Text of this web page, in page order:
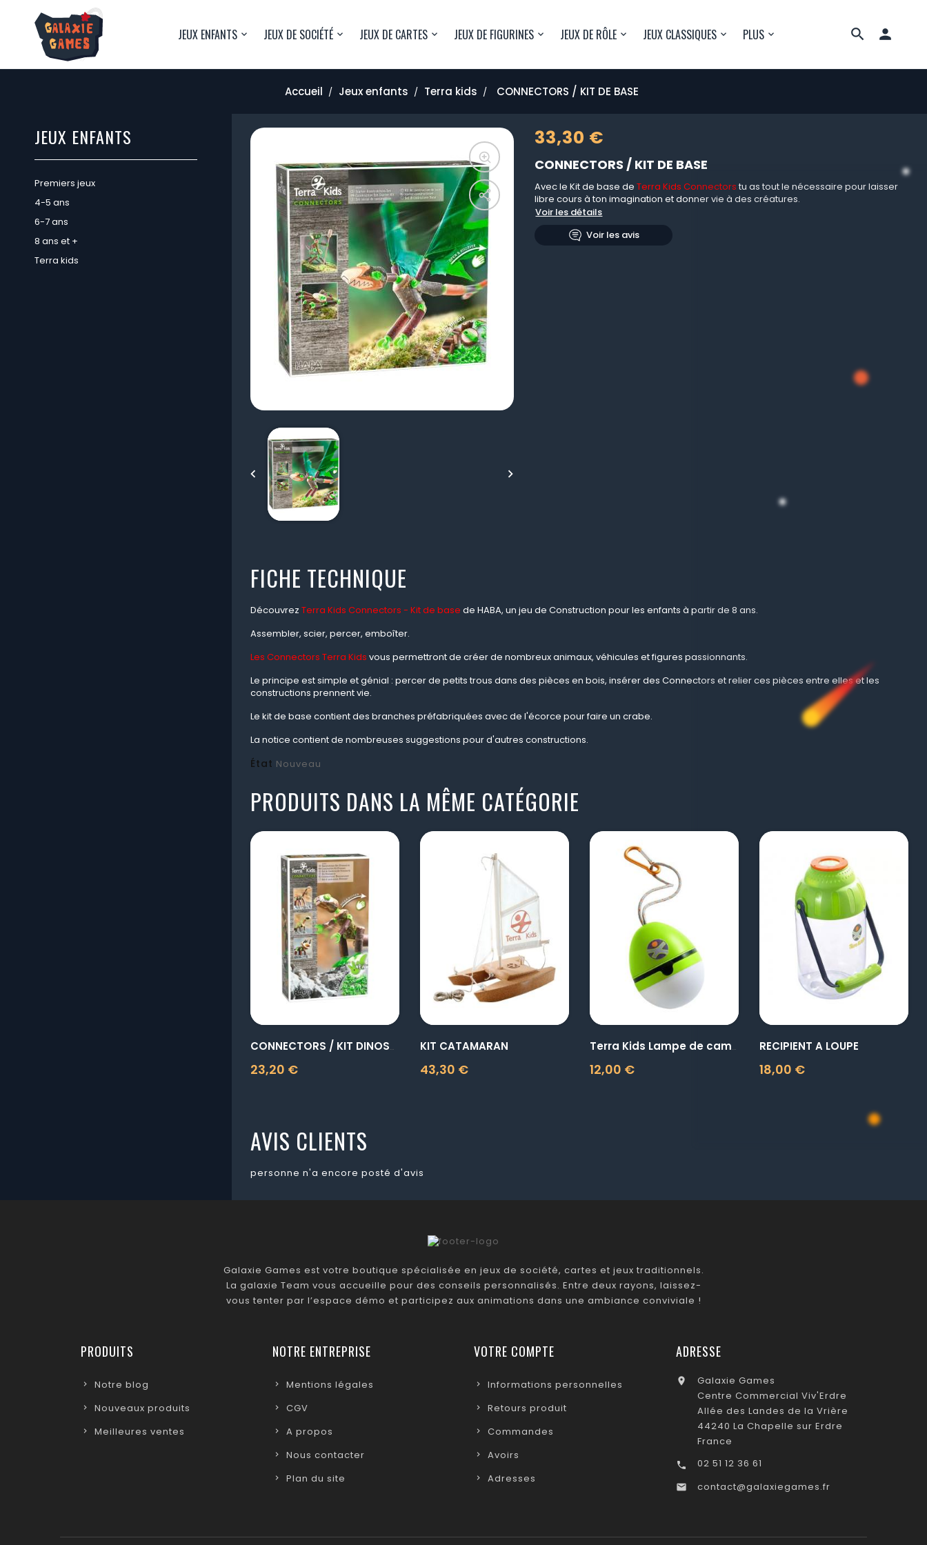

JEUX ENFANTS JEUX DE SOCIÉTÉ JEUX DE CARTES JEUX DE FIGURINES JEUX DE RÔLE JEUX CLASSIQUES PLUS
Accueil Jeux enfants Terra kids CONNECTORS / KIT DE BASE
JEUX ENFANTS
Premiers jeux
4-5 ans
6-7 ans
8 ans et +
Terra kids
 
33,30 €
CONNECTORS / KIT DE BASE
Avec le Kit de base deTerra Kids Connectorstu as tout le nécessaire pour laisser
libre cours à ton imagination et donner vie à des créatures.
Voir les détails
Voir les avis
FICHE TECHNIQUE
Découvrez Terra Kids Connectors - Kit de base de HABA, un jeu de Construction pour les enfants à partir de 8 ans.
Assembler, scier, percer, emboîter.
Les Connectors Terra Kids vous permettront de créer de nombreux animaux, véhicules et figures passionnants.
Le principe est simple et génial : percer de petits trous dans des pièces en bois, insérer des Connectors et relier ces pièces entre elles et les
constructions prennent vie.
Le kit de base contient des branches préfabriquées avec de l'écorce pour faire un crabe.
La notice contient de nombreuses suggestions pour d'autres constructions.
État Nouveau
PRODUITS DANS LA MÊME CATÉGORIE
visibility
CONNECTORS / KIT DINOSAURE
23,20 €
Prix
visibility
KIT CATAMARAN
43,30 €
Prix
visibility
Terra Kids Lampe de camping
12,00 €
Prix
RECIPIENT A LOUPE
18,00 €
Prix
AVIS CLIENTS
personne n'a encore posté d'avis
Galaxie Games est votre boutique spécialisée en jeux de société, cartes et jeux traditionnels.
La galaxie Team vous accueille pour des conseils personnalisés. Entre deux rayons, laissez-
vous tenter par l’espace démo et participez aux animations dans une ambiance conviviale !
PRODUITS
Notre blog
Nouveaux produits
Meilleures ventes
NOTRE ENTREPRISE
Mentions légales
CGV
A propos
Nous contacter
Plan du site
VOTRE COMPTE
Informations personnelles
Retours produit
Commandes
Avoirs
Adresses
ADRESSE

Galaxie Games
Centre Commercial Viv'Erdre
Allée des Landes de la Vrière
44240 La Chapelle sur Erdre
France
 02 51 12 36 61
 contact@galaxiegames.fr